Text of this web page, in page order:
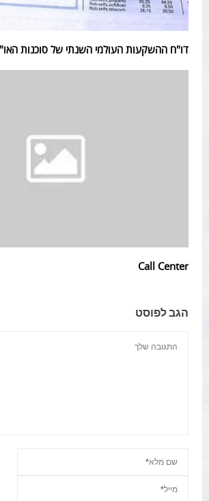
דו"ח ההשקעות העולמי השנתי של סוכנות
Call Center
הגב לפוסט